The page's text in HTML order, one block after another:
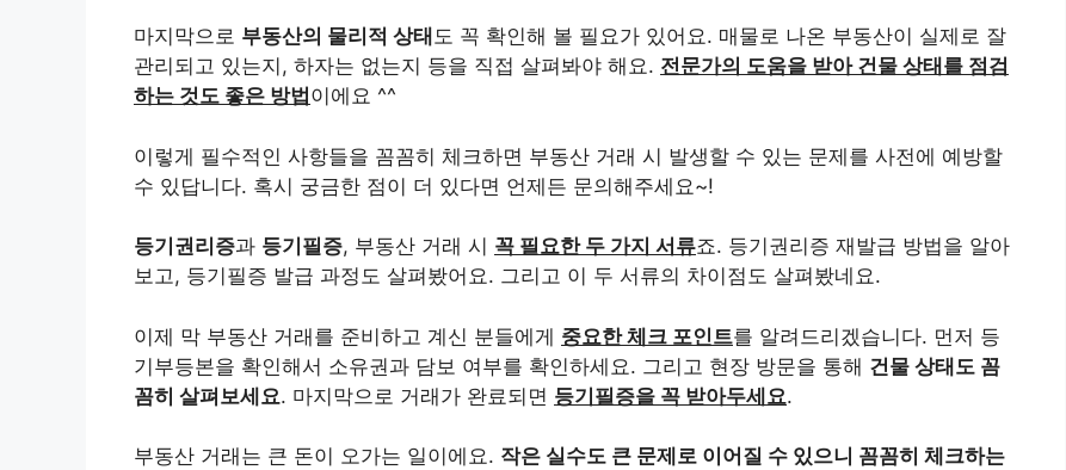
마지막으로 부동산의 물리적 상태 도 꼭 확인해 볼 필요가 있어요. 매물로 나온 부동산이 실제로 잘
관리되고 있는지, 하자는 없는지 등을 직접 살펴봐야 해요. 전문가의 도움을 받아 건물 상태를 점검
하는 것도 좋은 방법 이에요 ^^
이렇게 필수적인 사항들을 꼼꼼히 체크하면 부동산 거래 시 발생할 수 있는 문제를 사전에 예방할
수 있답니다. 혹시 궁금한 점이 더 있다면 언제든 문의해주세요~!
등기권리증과 등기필증, 부동산 거래 시 꼭 필요한 두 가지 서류죠. 등기권리증 재발급 방법을 알아
보고, 등기필증 발급 과정도 살펴봤어요. 그리고 이 두 서류의 차이점도 살펴봤네요.
이제 막 부동산 거래를 준비하고 계신 분들에게 중요한 체크 포인트를 알려드리겠습니다. 먼저 등
기부등본을 확인해서 소유권과 담보 여부를 확인하세요. 그리고 현장 방문을 통해 건물 상태도 꼼
꼼히 살펴보세요. 마지막으로 거래가 완료되면 등기필증을 꼭 받아두세요.
부동산 거래는 큰 돈이 오가는 일이에요. 작은 실수도 큰 문제로 이어질 수 있으니 꼼꼼히 체크하는